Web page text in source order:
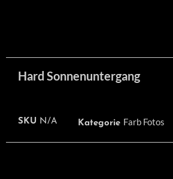
Hard Sonnenuntergang
SKU N/A Kategorie Farb Fotos